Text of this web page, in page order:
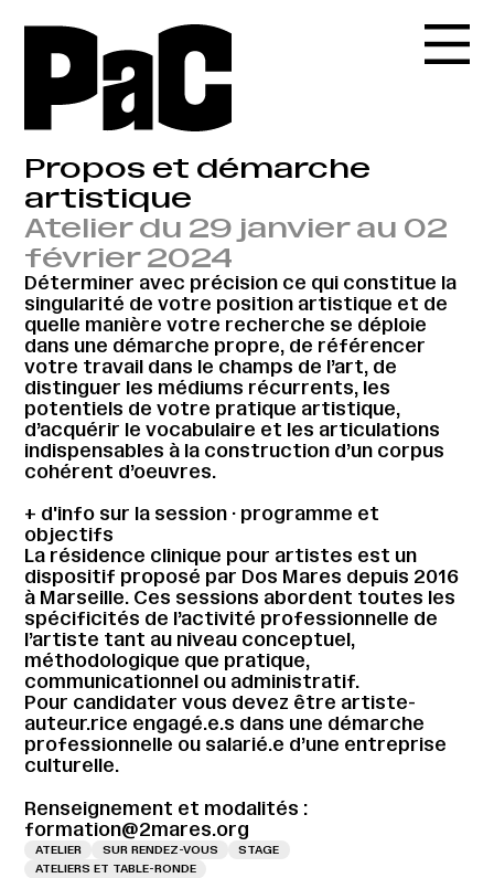
Propos et démarche
artistique
Atelier du 29 janvier au 02
février 2024
Déterminer avec précision ce qui constitue la
singularité de votre position artistique et de
quelle manière votre recherche se déploie
dans une démarche propre, de référencer
votre travail dans le champs de l’art, de
distinguer les médiums récurrents, les
potentiels de votre pratique artistique,
d’acquérir le vocabulaire et les articulations
indispensables à la construction d’un corpus
cohérent d’oeuvres.
+ d'info sur la session · programme et
objectifs
La résidence clinique pour artistes est un
dispositif proposé par Dos Mares depuis 2016
à Marseille. Ces sessions abordent toutes les
spécificités de l’activité professionnelle de
l’artiste tant au niveau conceptuel,
méthodologique que pratique,
communicationnel ou administratif.
Pour candidater vous devez être artiste-
auteur.rice engagé.e.s dans une démarche
professionnelle ou salarié.e d’une entreprise
culturelle.
Renseignement et modalités :
formation@2mares.org
ATELIER SUR RENDEZ-VOUS
STAGE
ATELIERS ET TABLE-RONDE